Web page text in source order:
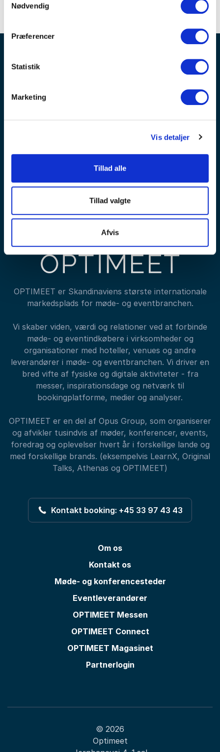
Nødvendig
Præferencer
Statistik
Marketing
Vis detaljer
Tillad alle
Tillad valgte
Afvis
Bliv inspireret – OPTIMEET nyhedsbrev er
Modtag invitationer til spændende arrangementer og
idéer til planlægning af møder og events
OPTIMEET er Skandinaviens største internationale
markedsplads for møde- og eventbranchen.
Vi skaber viden, værdi og relationer ved at forbinde
møde- og eventindkøbere i virksomheder og
organisationer med hoteller, venues og andre
leverandører i møde- og eventbranchen. Vi driver en
bred vifte af fysiske og digitale aktiviteter - fra
messer, inspirationsdage og netværk til
bookingplatforme, medier og analyser.
OPTIMEET er en del af Opus Group, som organiserer
og afvikler tusindvis af møder, konferencer, events,
foredrag og oplevelser hvert år i forskellige lande og
med forskellige brands. (eksempelvis LearnX, Original
Talks, Athenas og OPTIMEET)
Kontakt booking: +45 33 97 43 43
Om os
Kontakt os
Møde- og konferencesteder
Eventleverandører
OPTIMEET Messen
OPTIMEET Connect
OPTIMEET Magasinet
Partnerlogin
© 2026
Optimeet